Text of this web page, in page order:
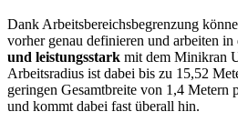
Dank Arbeitsbereichsbegrenzung
vorher genau definieren und arbeiten in
und leistungsstark mit dem Minikran
Arbeitsradius ist dabei bis zu 15,52
geringen Gesamtbreite von 1,4 Metern
und kommt dabei fast überall hin.